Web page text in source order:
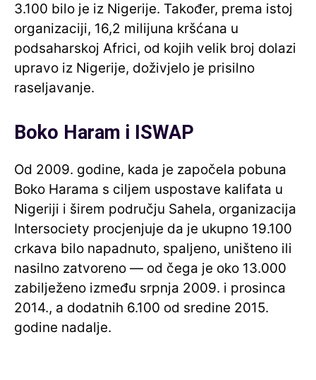
3.100 bilo je iz Nigerije. Također, prema istoj
organizaciji, 16,2 milijuna kršćana u
podsaharskoj Africi, od kojih velik broj dolazi
upravo iz Nigerije, doživjelo je prisilno
raseljavanje.
Boko Haram i ISWAP
Od 2009. godine, kada je započela pobuna
Boko Harama s ciljem uspostave kalifata u
Nigeriji i širem području Sahela, organizacija
Intersociety procjenjuje da je ukupno 19.100
crkava bilo napadnuto, spaljeno, uništeno ili
nasilno zatvoreno — od čega je oko 13.000
zabilježeno između srpnja 2009. i prosinca
2014., a dodatnih 6.100 od sredine 2015.
godine nadalje.